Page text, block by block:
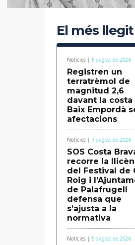
El més llegit
Notícies 5 d'agost de 2026
Registren un
terratrèmol de
magnitud 2,6
davant la costa
Baix Empordà
afectacions
Notícies 7 d'agost de 2026
SOS Costa
recorre la
del Festival de
Roig i
de Palafrugell
defensa que
s’ajusta a la
normativa
Notícies 5 d'agost de 2026